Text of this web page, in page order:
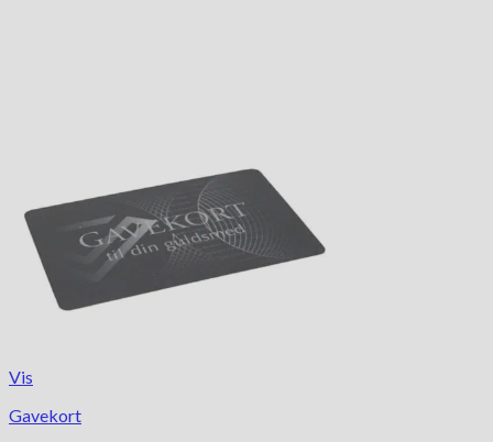
Vis
Gavekort